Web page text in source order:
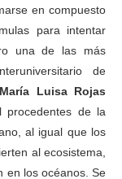
en compuesto
para intentar
una de las más
de
María Luisa Rojas
procedentes de la
al igual que los
al ecosistema,
en los océanos. Se